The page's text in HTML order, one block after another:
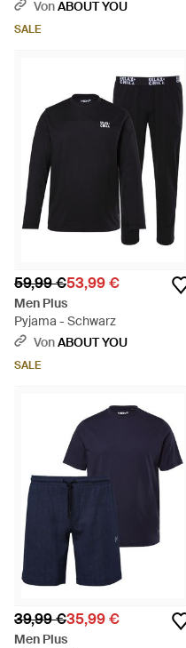
VonABOUT YOU
SALE
59,99 €53,99 €
Men Plus
Pyjama - Schwarz
VonABOUT YOU
SALE
39,99 €35,99 €
Men Plus